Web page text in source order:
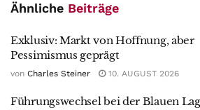
Ähnliche Beiträge
Exklusiv: Markt von Hoffnung, aber
Pessimismus geprägt
von Charles Steiner 10. AUGUST 2026
Führungswechsel bei der Blauen